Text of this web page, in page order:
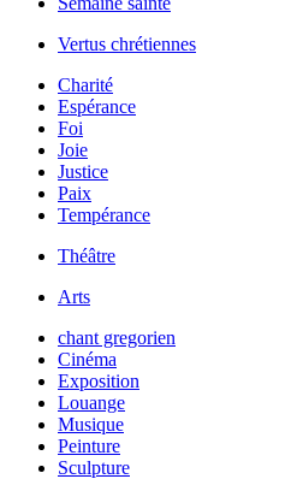
Vertus chrétiennes
Charité
Espérance
Foi
Joie
Justice
Paix
Tempérance
Théâtre
Arts
chant gregorien
Cinéma
Exposition
Louange
Musique
Peinture
Sculpture